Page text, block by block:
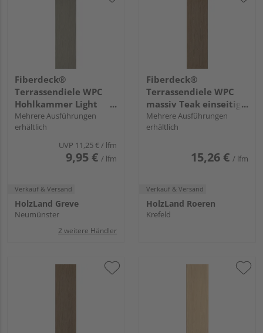
Fiberdeck®
Terrassendiele WPC
Hohlkammer Light
Grey einseitig
Holzstruktur, einseitig
glatt, längsseitige Nut,
Premium - 22,5 x 138
Mehrere Ausführungen
erhältlich
UVP 11,25 €/ lfm
9,95 € / lfm
Verkauf & Versand
HolzLand Greve
Neumünster
2 weitere Händler
Fiberdeck®
Terrassendiele WPC
massiv Teak einseitig
Holzstruktur, einseitig
glatt, längsseitige Nut,
Mehrere Ausführungen
erhältlich
15,26 € / lfm
Verkauf & Versand
HolzLand Roeren
Krefeld